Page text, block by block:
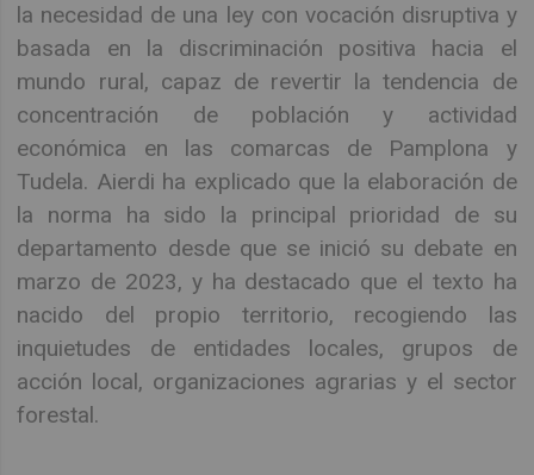
la necesidad de una ley con vocación disruptiva y
basada en la discriminación positiva hacia el
mundo rural, capaz de revertir la tendencia de
concentración de población y actividad
económica en las comarcas de Pamplona y
Tudela. Aierdi ha explicado que la elaboración de
la norma ha sido la principal prioridad de su
departamento desde que se inició su debate en
marzo de 2023, y ha destacado que el texto ha
nacido del propio territorio, recogiendo las
inquietudes de entidades locales, grupos de
acción local, organizaciones agrarias y el sector
forestal.